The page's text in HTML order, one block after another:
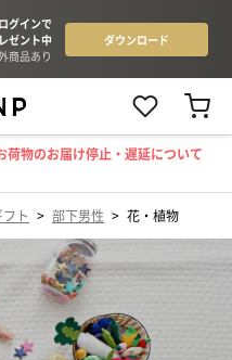
荷物のお届け停止・遅延について
ト > 部下男性 > 花・植物